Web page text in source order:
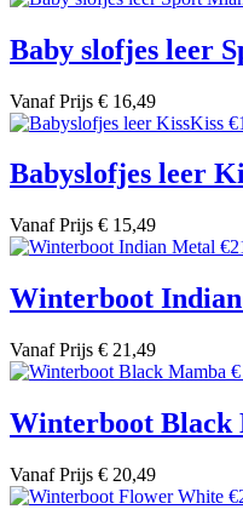
Baby slofjes leer
VanafPrijs € 16,49
Babyslofjes leer
VanafPrijs € 15,49
Winterboot
VanafPrijs € 21,49
Winterboot Black
VanafPrijs € 20,49